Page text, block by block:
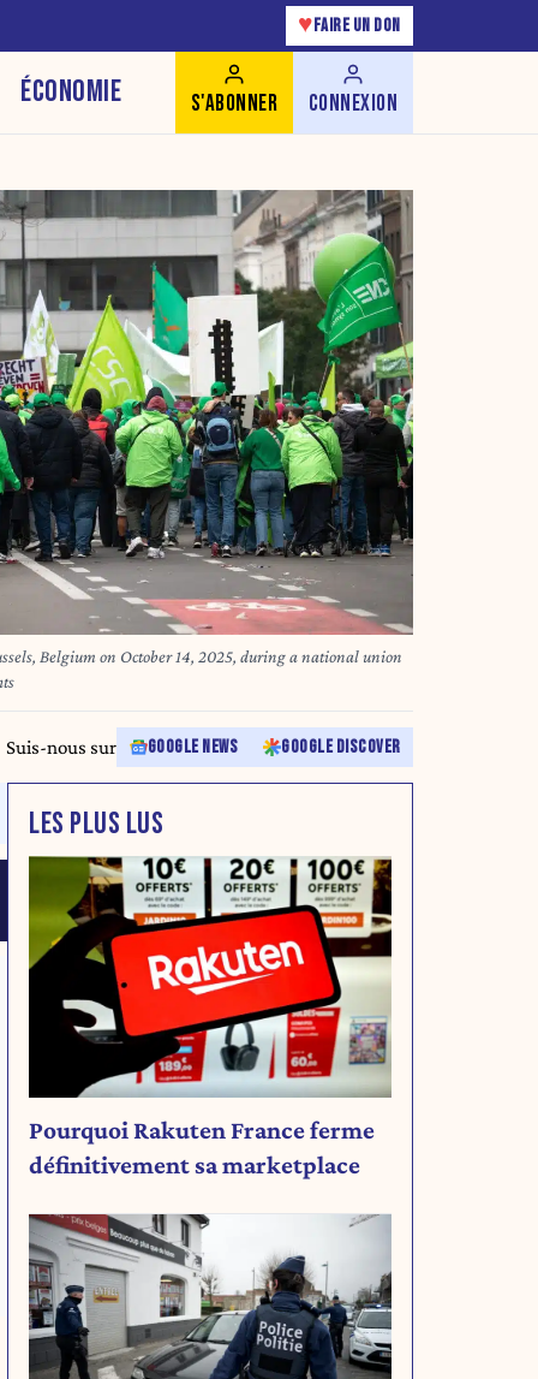
♥ FAIRE UN DON
ÉCONOMIE S'ABONNER CONNEXION
Belgium on October 14, 2025, during a national union
Suis-nous sur GOOGLE NEWS GOOGLE DISCOVER
LES PLUS LUS
Pourquoi Rakuten France ferme
définitivement sa marketplace